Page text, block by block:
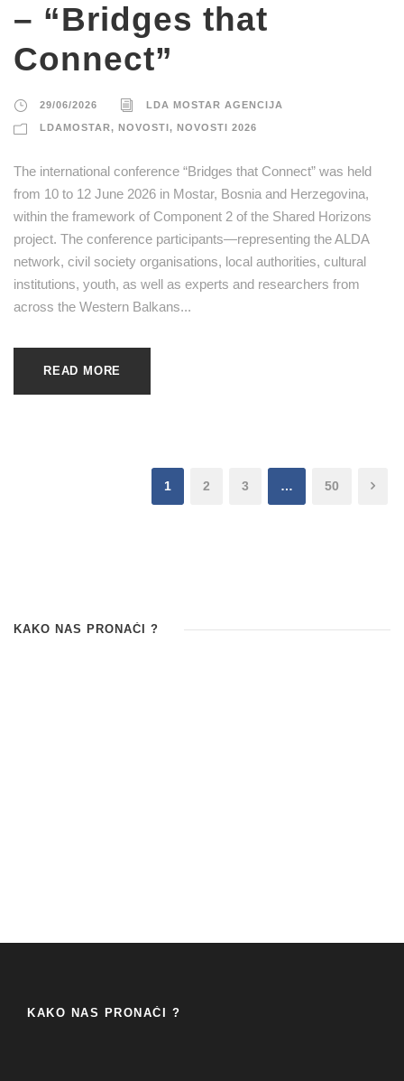
– “Bridges that
Connect”
29/06/2026 LDA MOSTAR AGENCIJA
LDAMOSTAR, NOVOSTI , NOVOSTI 2026
The international conference “Bridges that Connect” was held
from 10 to 12 June 2026 in Mostar, Bosnia and Herzegovina,
within the framework of Component 2 of the Shared Horizons
project. The conference participants—representing the ALDA
network, civil society organisations, local authorities, cultural
institutions, youth, as well as experts and researchers from
across the Western Balkans...
READ MORE
1 2 3 … 50
KAKO NAS PRONAĆI ?
KAKO NAS PRONAĆI ?